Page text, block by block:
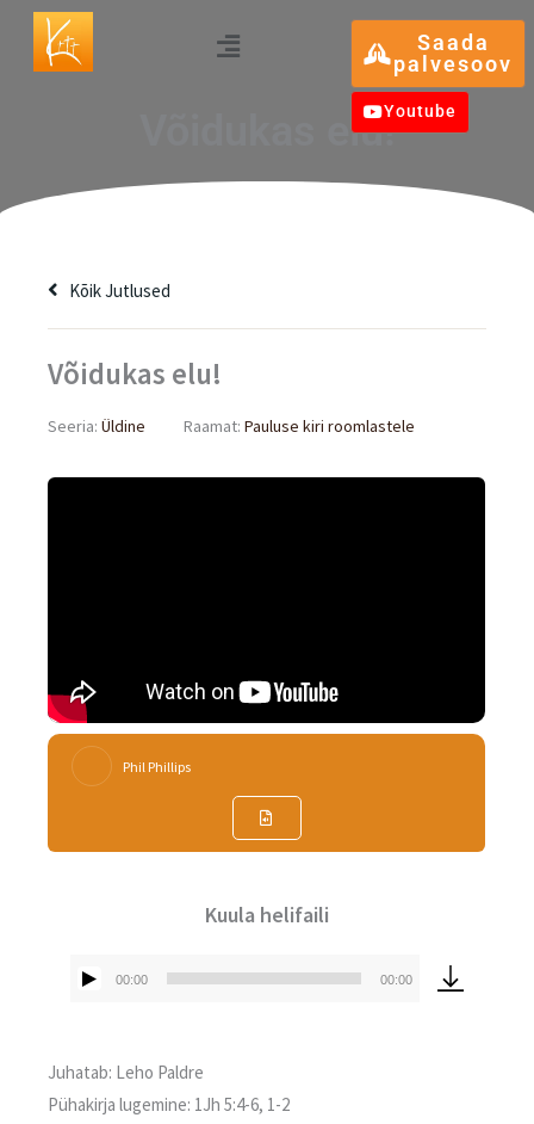
content
Menu
Youtube
Saada
palvesoov
Võidukas elu!
Kõik Jutlused
Võidukas elu!
Seeria:Üldine Raamat:Pauluse kiri roomlastele
Phil Phillips
Kuula helifaili
00:00 00:00
Juhatab: Leho Paldre
Pühakirja lugemine: 1Jh 5:4-6, 1-2